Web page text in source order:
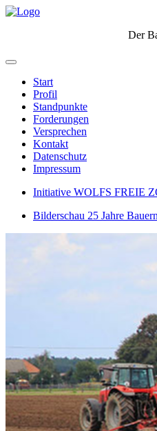
Der
Start
Profil
Standpunkte
Forderungen
Versprechen
Kontakt
Datenschutz
Impressum
Initiative WOLFS FREIE
Bilderschau 25 Jahre